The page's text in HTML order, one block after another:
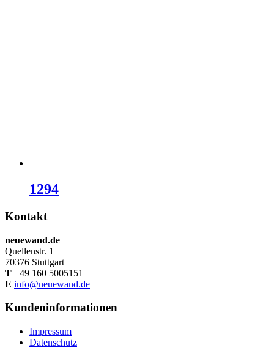
1294
Kontakt
neuewand.de
Quellenstr. 1
70376 Stuttgart
T +49 160 5005151
E info@neuewand.de
Kundeninformationen
Impressum
Datenschutz